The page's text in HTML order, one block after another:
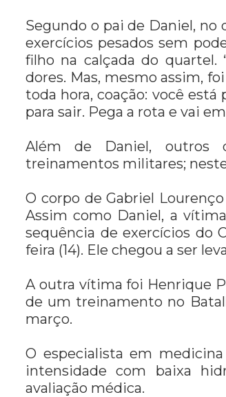
Segundo o pai de Daniel,
exercícios pesados sem
filho na calçada do quartel.
dores. Mas, mesmo assim,
toda hora, coação: você
para sair. Pega a rota e vai
Além de Daniel, outros
treinamentos militares;
O corpo de Gabriel
Assim como Daniel, a
sequência de exercícios do
feira (14). Ele chegou a ser
A outra vítima foi Henrique
de um treinamento no
março.
O especialista em
intensidade com baixa
avaliação médica.